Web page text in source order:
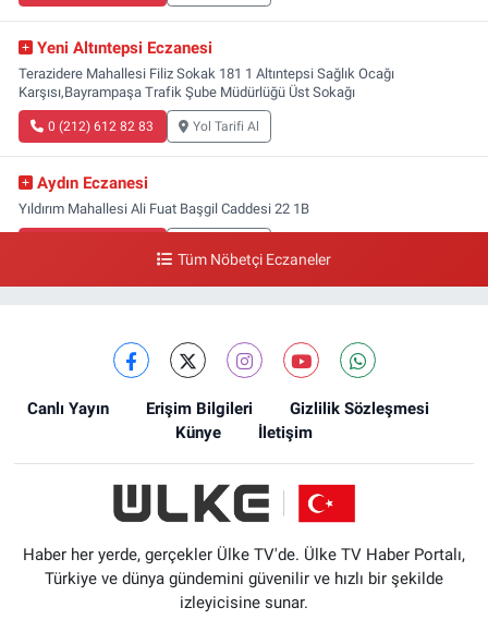
Yeni Altıntepsi Eczanesi
Terazidere Mahallesi Filiz Sokak 181 1 Altıntepsi Sağlık Ocağı
Karşısı,Bayrampaşa Trafik Şube Müdürlüğü Üst Sokağı
0 (212) 612 82 83 Yol Tarifi Al
Aydın Eczanesi
Yıldırım Mahallesi Ali Fuat Başgil Caddesi 22 1B
Tüm Nöbetçi Eczaneler
Canlı Yayın Erişim Bilgileri
Gizlilik Sözleşmesi
Künye
İletişim
Haber her yerde, gerçekler Ülke TV'de. Ülke TV Haber Portalı,
Türkiye ve dünya gündemini güvenilir ve hızlı bir şekilde
izleyicisine sunar.